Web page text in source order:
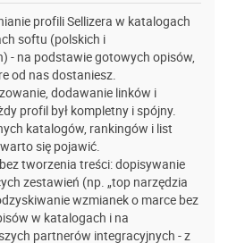
profili Sellizera w katalogach
softu (polskich i
- na podstawie gotowych opisów,
od nas dostaniesz.
dodawanie linków i
profil był kompletny i spójny.
katalogów, rankingów i list
się pojawić.
tworzenia treści: dopisywanie
zestawień (np. „top narzędzia
wzmianek o marce bez
w katalogach i na
partnerów integracyjnych - z